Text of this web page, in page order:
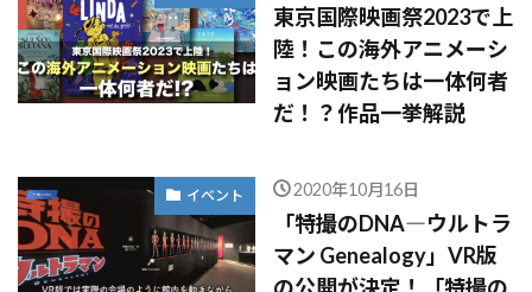
東京国際映画祭2023で上
陸！この海外アニメーシ
ョン映画たちは一体何者
だ！？作品一挙解説
イベント 2020年10月16日
「特撮のDNA―ウルトラ
マン Genealogy」VR版